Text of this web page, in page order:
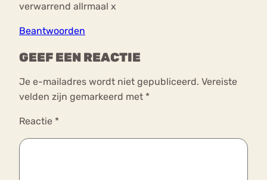
verwarrend allrmaal x
Beantwoorden
GEEF EEN REACTIE
Je e-mailadres wordt niet gepubliceerd. Vereiste
velden zijn gemarkeerd met *
Reactie *